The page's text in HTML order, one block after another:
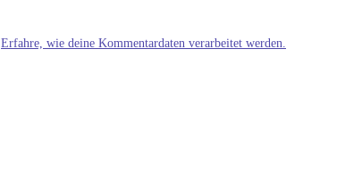
Erfahre, wie deine Kommentardaten verarbeitet werden.